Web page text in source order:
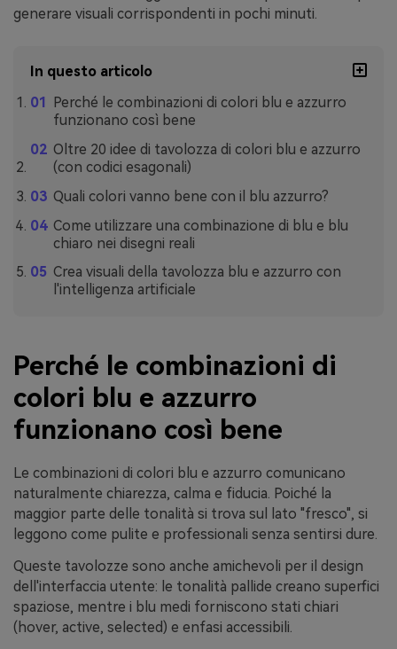
generare visuali corrispondenti in pochi minuti.
In questo articolo
Perché le combinazioni di colori blu e azzurro
funzionano così bene
Oltre 20 idee di tavolozza di colori blu e azzurro
(con codici esagonali)
Quali colori vanno bene con il blu azzurro?
Come utilizzare una combinazione di blu e blu
chiaro nei disegni reali
Crea visuali della tavolozza blu e azzurro con
l'intelligenza artificiale
Perché le combinazioni di
colori blu e azzurro
funzionano così bene
Le combinazioni di colori blu e azzurro comunicano
naturalmente chiarezza, calma e fiducia. Poiché la
maggior parte delle tonalità si trova sul lato "fresco", si
leggono come pulite e professionali senza sentirsi dure.
Queste tavolozze sono anche amichevoli per il design
dell'interfaccia utente: le tonalità pallide creano superfici
spaziose, mentre i blu medi forniscono stati chiari
(hover, active, selected) e enfasi accessibili.